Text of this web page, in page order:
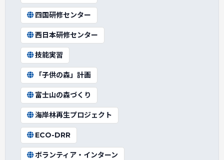
四国研修センター
西日本研修センター
技能実習
「子供の森」計画
富士山の森づくり
海岸林再生プロジェクト
ECO-DRR
ボランティア・インターン